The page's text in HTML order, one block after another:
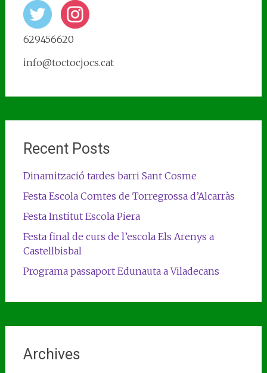
629456620
info@toctocjocs.cat
Recent Posts
Dinamització tardes barri Sant Cosme
Festa Escola Comtes de Torregrossa d’Alcarràs
Festa Institut Escola Piera
Festa final de curs de l’escola Els Arenys a
Castellbisbal
Programa passaport Edunauta a Viladecans
Archives